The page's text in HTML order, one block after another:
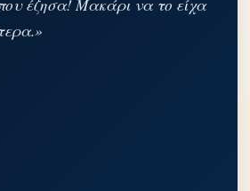
έζησα! Μακάρι να το είχα